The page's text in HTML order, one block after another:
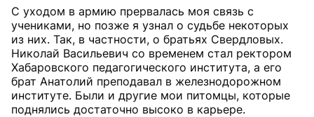
С уходом в армию прервалась моя связь с
учениками, но позже я узнал о судьбе некоторых
из них. Так, в частности, о братьях Свердловых.
Николай Васильевич со временем стал ректором
Хабаровского педагогического института, а его
брат Анатолий преподавал в железнодорожном
институте. Были и другие мои питомцы, которые
поднялись достаточно высоко в карьере.